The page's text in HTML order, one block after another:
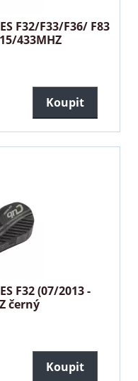
F32/F33/F36/ F83
433MHZ
Koupit
F32 (07/2013 -
černý
Koupit